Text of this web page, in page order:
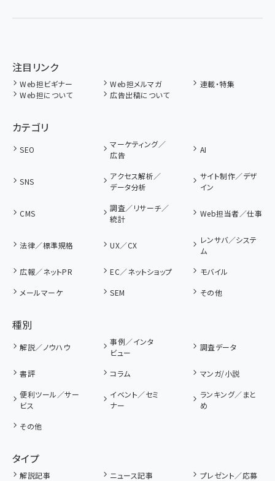
注目リンク
Web担ビギナー Web担メルマガ
連載・特集
Web担について
広告出稿について
カテゴリ
SEO
マーケティング／
広告
AI
SNS
アクセス解析／
データ分析
サイト制作／デザ
イン
CMS
調査／リサーチ／
統計
Web担当者／仕事
法律／標準規格 UX／CX
レンサバ／システ
ム
広報／ネットPR
EC／ネットショップ
モバイル
メールマーケ
SEM その他
種別
解説／ノウハウ
事例／インタ
ビュー
調査データ
書評 コラム
マンガ/小説
便利ツール／サー
ビス
イベント／セミ
ナー
ランキング／まと
め
その他
タイプ
解説記事 ニュース記事
プレゼント／応募